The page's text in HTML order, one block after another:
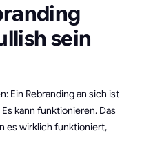
sein
Ein Rebranding an sich ist
kann funktionieren. Das
es wirklich funktioniert,